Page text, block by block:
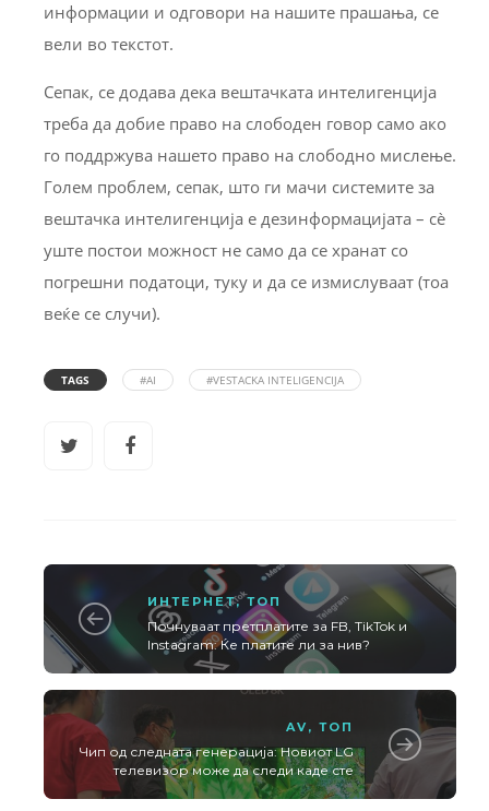
информации и одговори на нашите прашања, се
вели во текстот.
Сепак, се додава дека вештачката интелигенција
треба да добие право на слободен говор само ако
го поддржува нашето право на слободно мислење.
Голем проблем, сепак, што ги мачи системите за
вештачка интелигенција е дезинформацијата – сè
уште постои можност не само да се хранат со
погрешни податоци, туку и да се измислуваат (тоа
веќе се случи).
TAGS #AI #VESTACKA INTELIGENCIJA
ИНТЕРНЕТ,ТОП
Почнуваат претплатите за FB, TikTok и
Instagram: Ќе платите ли за нив?
AV , ТОП
Чип од следната генерација: Новиот LG
телевизор може да следи каде сте